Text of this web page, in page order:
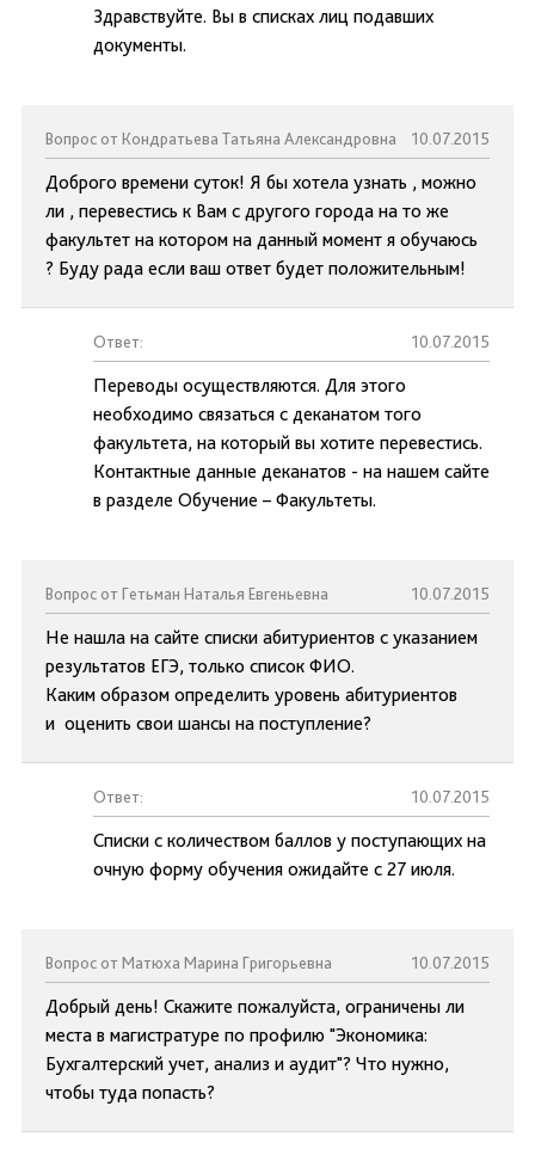
Здравствуйте. Вы в списках лиц подавших
документы.
Вопрос от Кондратьева Татьяна Александровна 10.07.2015
Доброго времени суток! Я бы хотела узнать , можно
ли , перевестись к Вам с другого города на то же
факультет на котором на данный момент я обучаюсь
? Буду рада если ваш ответ будет положительным!
Ответ: 10.07.2015
Переводы осуществляются. Для этого
необходимо связаться с деканатом того
факультета, на который вы хотите перевестись.
Контактные данные деканатов - на нашем сайте
в разделе Обучение – Факультеты.
Вопрос от Гетьман Наталья Евгеньевна 10.07.2015
Не нашла на сайте списки абитуриентов с указанием
результатов ЕГЭ, только список ФИО.
Каким образом определить уровень абитуриентов
и оценить свои шансы на поступление?
Ответ: 10.07.2015
Списки с количеством баллов у поступающих на
очную форму обучения ожидайте с 27 июля.
Вопрос от Матюха Марина Григорьевна 10.07.2015
Добрый день! Скажите пожалуйста, ограничены ли
места в магистратуре по профилю "Экономика:
Бухгалтерский учет, анализ и аудит"? Что нужно,
чтобы туда попасть?